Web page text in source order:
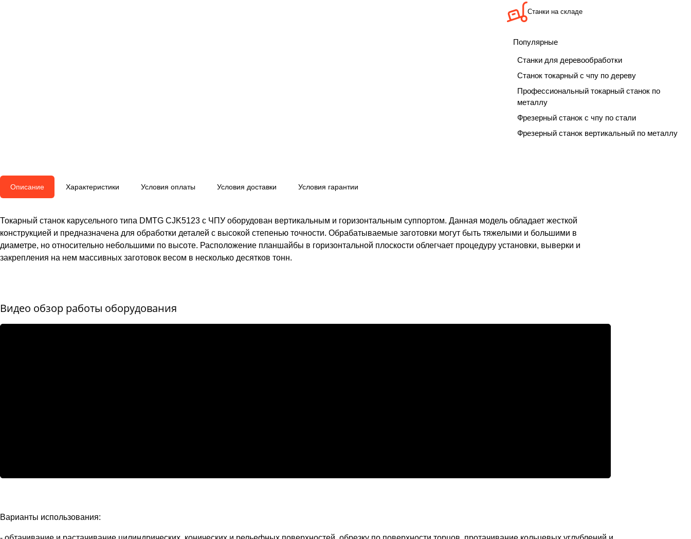
Станки на складе
Популярные
Станки для деревообработки
Станок токарный с чпу по дереву
Профессиональный токарный станок по
металлу
Фрезерный станок с чпу по стали
Фрезерный станок вертикальный по металлу
Описание Характеристики Условия оплаты Условия доставки Условия гарантии
Токарный станок карусельного типа DMTG CJK5123 с ЧПУ оборудован вертикальным и горизонтальным суппортом. Данная модель обладает жесткой
конструкцией и предназначена для обработки деталей с высокой степенью точности. Обрабатываемые заготовки могут быть тяжелыми и большими в
диаметре, но относительно небольшими по высоте. Расположение планшайбы в горизонтальной плоскости облегчает процедуру установки, выверки и
закрепления на нем массивных заготовок весом в несколько десятков тонн.
Видео обзор работы оборудования
Варианты использования: